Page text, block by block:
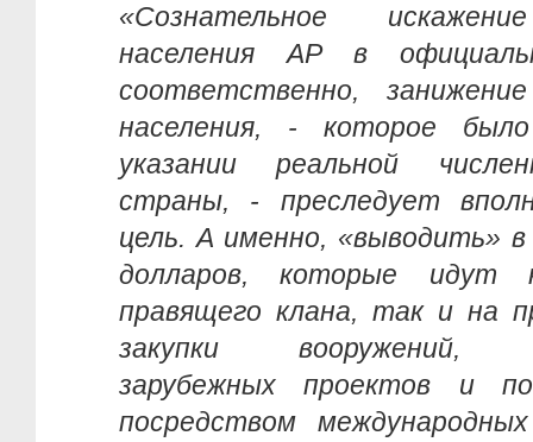
«Сознательное
населения АР в
соответственно,
населения, - которое
указании реальной
страны, - преследует
цель. А именно, «выводить»
долларов, которые идут
правящего клана, так и на
закупки вооружений,
зарубежных проектов и
посредством